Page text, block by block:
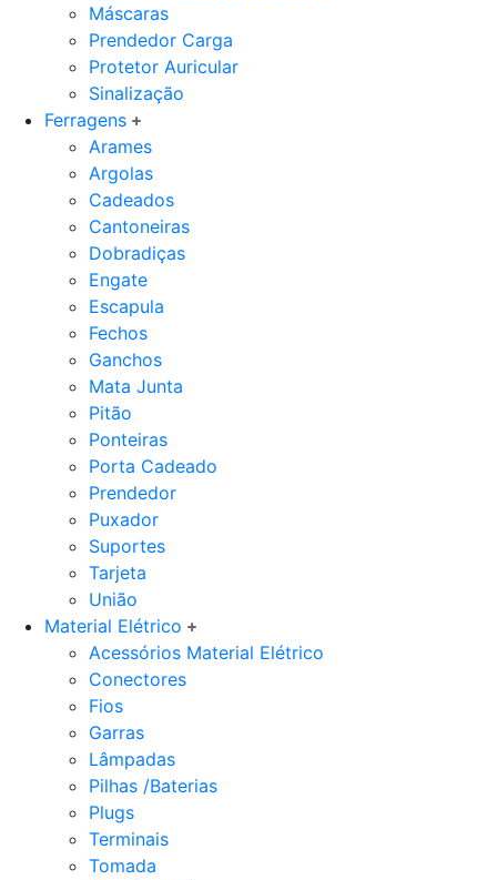
Máscaras
Prendedor Carga
Protetor Auricular
Sinalização
Ferragens
Arames
Argolas
Cadeados
Cantoneiras
Dobradiças
Engate
Escapula
Fechos
Ganchos
Mata Junta
Pitão
Ponteiras
Porta Cadeado
Prendedor
Puxador
Suportes
Tarjeta
União
Material Elétrico
Acessórios Material Elétrico
Conectores
Fios
Garras
Lâmpadas
Pilhas /Baterias
Plugs
Terminais
Tomada